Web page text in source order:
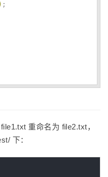
;
重命名为 file2.txt，
下：